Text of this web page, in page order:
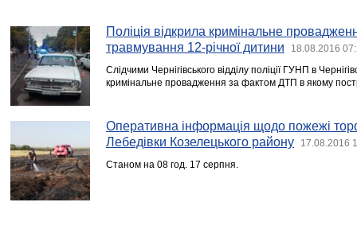
Поліція відкрила кримінальне
травмування 12-річної дитини
18.08.2016
Слідчими Чернігівського відділу поліції ГУНП в
кримінальне провадження за фактом ДТП в якому
Оперативна інформація щодо пожежі
Лебедівки Козелецького району
17.08.2016
Станом на 08 год. 17 серпня.